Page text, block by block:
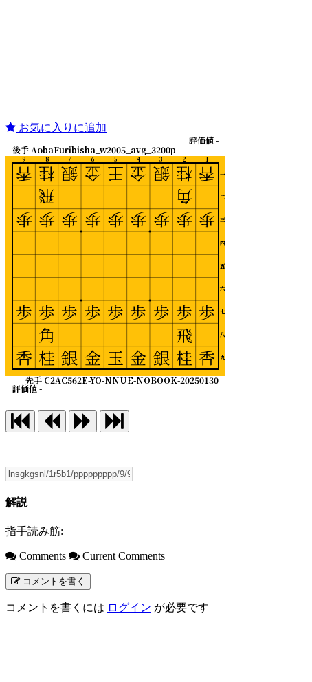
お気に入りに追加
1
2
3
4
5
6
7
8
9
一
二
三
四
五
六
七
八
九
先手 C2AC562E-YO-NNUE-NOBOOK-20250130
後手 AobaFuribisha_w2005_avg_3200p
評価値 -
評価値 -
香
歩
歩
香
桂
角
歩
歩
飛
桂
銀
歩
歩
銀
金
歩
歩
金
王
歩
歩
玉
金
歩
歩
金
銀
歩
歩
銀
桂
飛
歩
歩
角
桂
香
歩
歩
香
解説
指手読み筋:
Comments Current Comments
コメントを書く
コメントを書くには ログイン が必要です